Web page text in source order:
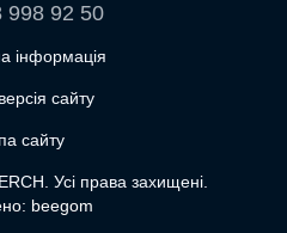
998 92 50
інформація
сайту
сайту
Усі права захищені.
beegom